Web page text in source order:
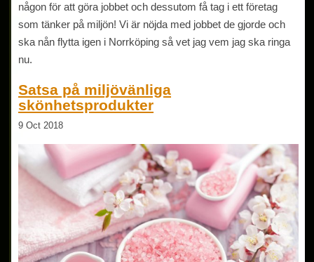
någon för att göra jobbet och dessutom få tag i ett företag
som tänker på miljön! Vi är nöjda med jobbet de gjorde och
ska nån flytta igen i Norrköping så vet jag vem jag ska ringa
nu.
Satsa på miljövänliga
skönhetsprodukter
9 Oct 2018